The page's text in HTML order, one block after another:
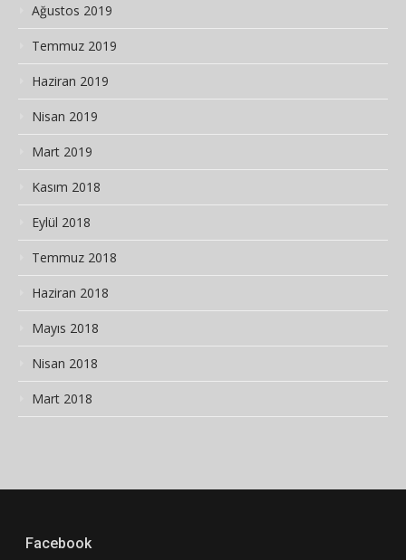
Ağustos 2019
Temmuz 2019
Haziran 2019
Nisan 2019
Mart 2019
Kasım 2018
Eylül 2018
Temmuz 2018
Haziran 2018
Mayıs 2018
Nisan 2018
Mart 2018
Facebook